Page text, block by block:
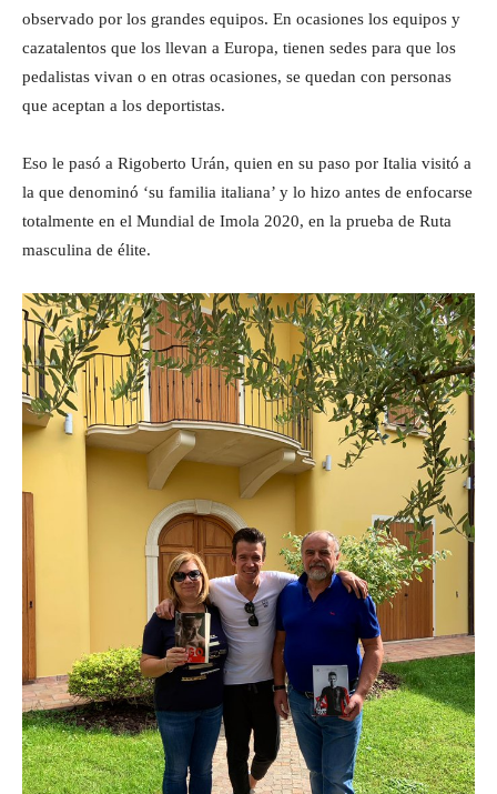
observado por los grandes equipos. En ocasiones los equipos y
cazatalentos que los llevan a Europa, tienen sedes para que los
pedalistas vivan o en otras ocasiones, se quedan con personas
que aceptan a los deportistas.
Eso le pasó a Rigoberto Urán, quien en su paso por Italia visitó a
la que denominó ‘su familia italiana’ y lo hizo antes de enfocarse
totalmente en el Mundial de Imola 2020, en la prueba de Ruta
masculina de élite.